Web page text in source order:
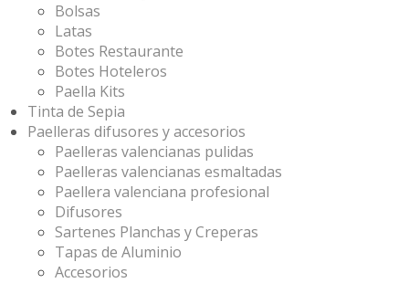
Bolsas
Latas
Botes Restaurante
Botes Hoteleros
Paella Kits
Tinta de Sepia
Paelleras difusores y accesorios
Paelleras valencianas pulidas
Paelleras valencianas esmaltadas
Paellera valenciana profesional
Difusores
Sartenes Planchas y Creperas
Tapas de Aluminio
Accesorios